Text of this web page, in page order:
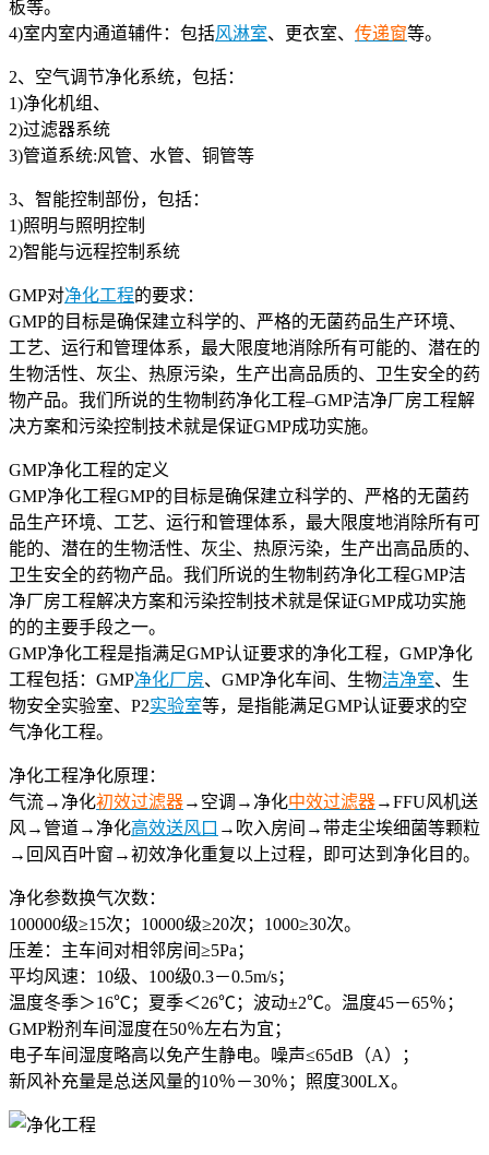
板等。
4)室内室内通道辅件：包括风淋室、更衣室、 传递窗等。
2、空气调节净化系统，包括：
1)净化机组、
2)过滤器系统
3)管道系统:风管、水管、铜管等
3、智能控制部份，包括：
1)照明与照明控制
2)智能与远程控制系统
GMP对净化工程的要求：
GMP的目标是确保建立科学的、严格的无菌药品生产环境、
工艺、运行和管理体系，最大限度地消除所有可能的、潜在的
生物活性、灰尘、热原污染，生产出高品质的、卫生安全的药
物产品。我们所说的生物制药净化工程–GMP洁净厂房工程解
决方案和污染控制技术就是保证GMP成功实施。
GMP净化工程的定义
GMP净化工程GMP的目标是确保建立科学的、严格的无菌药
品生产环境、工艺、运行和管理体系，最大限度地消除所有可
能的、潜在的生物活性、灰尘、热原污染，生产出高品质的、
卫生安全的药物产品。我们所说的生物制药净化工程GMP洁
净厂房工程解决方案和污染控制技术就是保证GMP成功实施
的的主要手段之一。
GMP净化工程是指满足GMP认证要求的净化工程，GMP净化
工程包括：GMP净化厂房、GMP净化车间、生物洁净室、生
物安全实验室、P2实验室等，是指能满足GMP认证要求的空
气净化工程。
净化工程净化原理：
气流→净化初效过滤器→空调→净化中效过滤器→FFU风机送
风→管道→净化高效送风口 →吹入房间→带走尘埃细菌等颗粒
→回风百叶窗→初效净化重复以上过程，即可达到净化目的。
净化参数换气次数：
100000级≥15次；10000级≥20次；1000≥30次。
压差：主车间对相邻房间≥5Pa；
平均风速：10级、100级0.3－0.5m/s；
温度冬季＞16℃；夏季＜26℃；波动±2℃。温度45－65％；
GMP粉剂车间湿度在50％左右为宜；
电子车间湿度略高以免产生静电。噪声≤65dB（A）；
新风补充量是总送风量的10％－30％；照度300LX。